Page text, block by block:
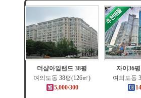
더샵아일랜드 38평
여의도동 38평(126㎡)
5,000/300
자이36
여의도동